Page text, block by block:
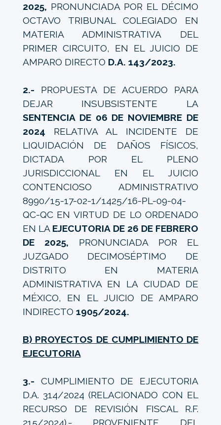
2025, PRONUNCIADA POR EL DÉCIMO
OCTAVO TRIBUNAL COLEGIADO EN
MATERIA ADMINISTRATIVA DEL
PRIMER CIRCUITO, EN EL JUICIO DE
AMPARO DIRECTO D.A. 143/2023.
2.- PROPUESTA DE ACUERDO PARA
DEJAR INSUBSISTENTE LA
SENTENCIA DE 06 DE NOVIEMBRE DE
2024 RELATIVA AL INCIDENTE DE
LIQUIDACIÓN DE DAÑOS FÍSICOS,
DICTADA POR EL PLENO
JURISDICCIONAL EN EL JUICIO
CONTENCIOSO ADMINISTRATIVO
8990/15-17-02-1/1425/16-PL-09-04-
QC-QC EN VIRTUD DE LO ORDENADO
EN LA EJECUTORIA DE 26 DE FEBRERO
DE 2025, PRONUNCIADA POR EL
JUZGADO DECIMOSÉPTIMO DE
DISTRITO EN MATERIA
ADMINISTRATIVA EN LA CIUDAD DE
MÉXICO, EN EL JUICIO DE AMPARO
INDIRECTO 1905/2024.
B) PROYECTOS DE CUMPLIMIENTO DE
EJECUTORIA
3.- CUMPLIMIENTO DE EJECUTORIA
D.A. 314/2024 (RELACIONADO CON EL
RECURSO DE REVISIÓN FISCAL R.F.
215/2024).- PROVENIENTE DEL